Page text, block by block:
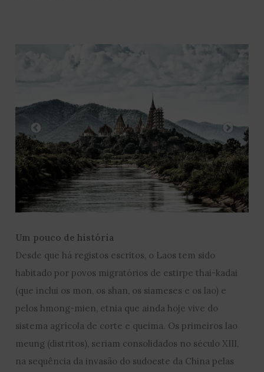
Um pouco de história
Desde que há registos escritos, o Laos tem sido
habitado por povos migratórios de estirpe thai-kadai
(que inclui os mon, os shan, os siameses e os lao) e
pelos hmong-mien, etnia que ainda hoje vive do
sistema agrícola de corte e queima. Os primeiros lao
meung (distritos), seriam consolidados no século XIII,
na sequência da invasão do sudoeste da China pelas